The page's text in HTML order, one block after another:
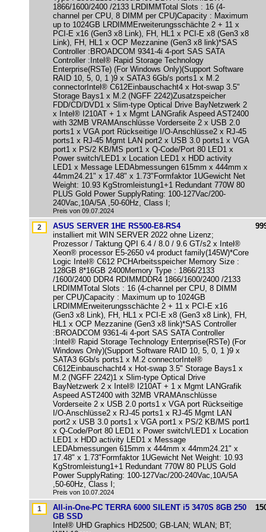
1866/1600/2400 /2133 LRDIMMTotal Slots : 16 (4-
channel per CPU, 8 DIMM per CPU)Capacity : Maximum
up to 1024GB LRDIMMErweiterungsschächte 2 + 11 x
PCI-E x16 (Gen3 x8 Link), FH, HL1 x PCI-E x8 (Gen3 x8
Link), FH, HL1 x OCP Mezzanine (Gen3 x8 link)*SAS
Controller :BROADCOM 9341-4i 4-port SAS SATA
Controller :Intel® Rapid Storage Technology
Enterprise(RSTe) (For Windows Only)(Support Software
RAID 10, 5, 0, 1 )9 x SATA3 6Gb/s ports1 x M.2
connectorIntel® C612Einbauschacht4 x Hot-swap 3.5"
Storage Bays1 x M.2 (NGFF 2242)Zusatzspeicher
FDD/CD/DVD1 x Slim-type Optical Drive BayNetzwerk 2
x Intel® I210AT + 1 x Mgmt LANGrafik Aspeed AST2400
with 32MB VRAMAnschlüsse Vorderseite 2 x USB 2.0
ports1 x VGA port Rückseitige I/O-Anschlüsse2 x RJ-45
ports1 x RJ-45 Mgmt LAN port2 x USB 3.0 ports1 x VGA
port1 x PS/2 KB/MS port1 x Q-Code/Port 80 LED1 x
Power switch/LED1 x Location LED1 x HDD activity
LED1 x Message LEDAbmessungen 615mm x 444mm x
44mm24.21" x 17.48" x 1.73"Formfaktor 1UGewicht Net
Weight: 10.93 KgStromleistung1+1 Redundant 770W 80
PLUS Gold Power SupplyRating: 100-127Vac/200-
240Vac,10A/5A ,50-60Hz, Class I;
Preis von 09.07.2024
ASUS SERVER 1HE RS500-E8-RS4
installiert mit WIN SERVER 2022 ohne Lizenz;
Prozessor / Taktung QPI 6.4 / 8.0 / 9.6 GT/s2 x Intel®
Xeon® processor E5-2650 v4 product family(145W)*Core
Logic Intel® C612 PCHArbeitsspeicher Memory Size :
128GB 8*16GB 2400Memory Type : 1866/2133
/1600/2400 DDR4 RDIMMDDR4 1866/1600/2400 /2133
LRDIMMTotal Slots : 16 (4-channel per CPU, 8 DIMM
per CPU)Capacity : Maximum up to 1024GB
LRDIMMErweiterungsschächte 2 + 11 x PCI-E x16
(Gen3 x8 Link), FH, HL1 x PCI-E x8 (Gen3 x8 Link), FH,
HL1 x OCP Mezzanine (Gen3 x8 link)*SAS Controller
:BROADCOM 9361-4i 4-port SAS SATA Controller
:Intel® Rapid Storage Technology Enterprise(RSTe) (For
Windows Only)(Support Software RAID 10, 5, 0, 1 )9 x
SATA3 6Gb/s ports1 x M.2 connectorIntel®
C612Einbauschacht4 x Hot-swap 3.5" Storage Bays1 x
M.2 (NGFF 2242)1 x Slim-type Optical Drive
BayNetzwerk 2 x Intel® I210AT + 1 x Mgmt LANGrafik
Aspeed AST2400 with 32MB VRAMAnschlüsse
Vorderseite 2 x USB 2.0 ports1 x VGA port Rückseitige
I/O-Anschlüsse2 x RJ-45 ports1 x RJ-45 Mgmt LAN
port2 x USB 3.0 ports1 x VGA port1 x PS/2 KB/MS port1
x Q-Code/Port 80 LED1 x Power switch/LED1 x Location
LED1 x HDD activity LED1 x Message
LEDAbmessungen 615mm x 444mm x 44mm24.21" x
17.48" x 1.73"Formfaktor 1UGewicht Net Weight: 10.93
KgStromleistung1+1 Redundant 770W 80 PLUS Gold
Power SupplyRating: 100-127Vac/200-240Vac,10A/5A
,50-60Hz, Class I;
Preis von 10.07.2024
All-in-One-PC TERRA 6000 SILENT i5 3470S 8GB 250
GB SSD
Intel® UHD Graphics HD2500; GB-LAN; WLAN; BT;